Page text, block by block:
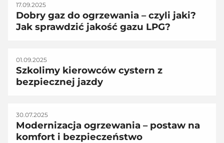
17.09.2025
Dobry gaz do ogrzewania – czyli jaki?
Jak sprawdzić jakość gazu LPG?
01.09.2025
Szkolimy kierowców cystern z
bezpiecznej jazdy
30.07.2025
Modernizacja ogrzewania – postaw na
komfort i bezpieczeństwo